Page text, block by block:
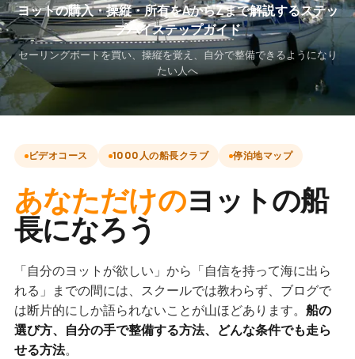
ヨットの購入・操縦・所有をAからZまで解説するステッ
プバイステップガイド
セーリングボートを買い、操縦を覚え、自分で整備できるようになり
たい人へ
ビデオコース 1000人の船長クラブ 停泊地マップ
あなただけのヨットの船
長になろう
「自分のヨットが欲しい」から「自信を持って海に出ら
れる」までの間には、スクールでは教わらず、ブログで
は断片的にしか語られないことが山ほどあります。 船の
選び方、自分の手で整備する方法、どんな条件でも走ら
せる方法。